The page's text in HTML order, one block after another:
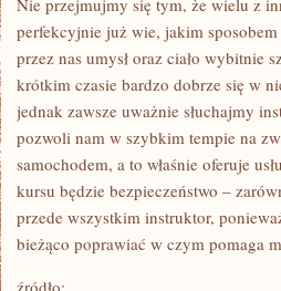
Nie przejmujmy się tym, że wielu z
perfekcyjnie już wie, jakim
przez nas umysł oraz ciało
krótkim czasie bardzo dobrze się w
jednak zawsze uważnie słuchajmy
pozwoli nam w szybkim tempie na
samochodem, a to właśnie oferuje
kursu będzie bezpieczeństwo –
przede wszystkim instruktor,
bieżąco poprawiać w czym pomaga
źródło: